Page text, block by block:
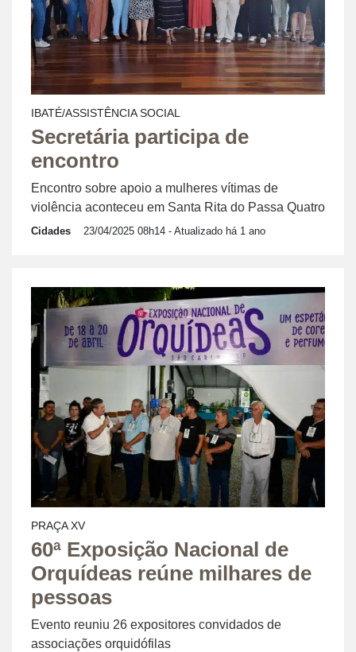
IBATÉ/ASSISTÊNCIA SOCIAL
Secretária participa de
encontro
Encontro sobre apoio a mulheres vítimas de
violência aconteceu em Santa Rita do Passa Quatro
Cidades 23/04/2025 08h14 - Atualizado há 1 ano
PRAÇA XV
60ª Exposição Nacional de
Orquídeas reúne milhares de
pessoas
Evento reuniu 26 expositores convidados de
associações orquidófilas